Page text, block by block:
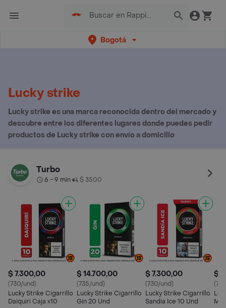
Bogotá
Lucky strike
Lucky strike es una marca reconocida dentro del mercado y
descubre entre los diferentes lugares donde puedes pedir
productos de Lucky strike con envío a domicilio
Turbo
6 - 9 min• $ 3500
$ 7.300,00
(730/und)
Lucky Strike Cigarrillo
Daiquiri Caja x10
$ 14.700,00
(735/und)
Lucky Strike Cigarrillo
Gin 20 Und
$ 7.300,00
(730/und)
Lucky Strike Cigarrillo
Sandia Ice 10 Und
$